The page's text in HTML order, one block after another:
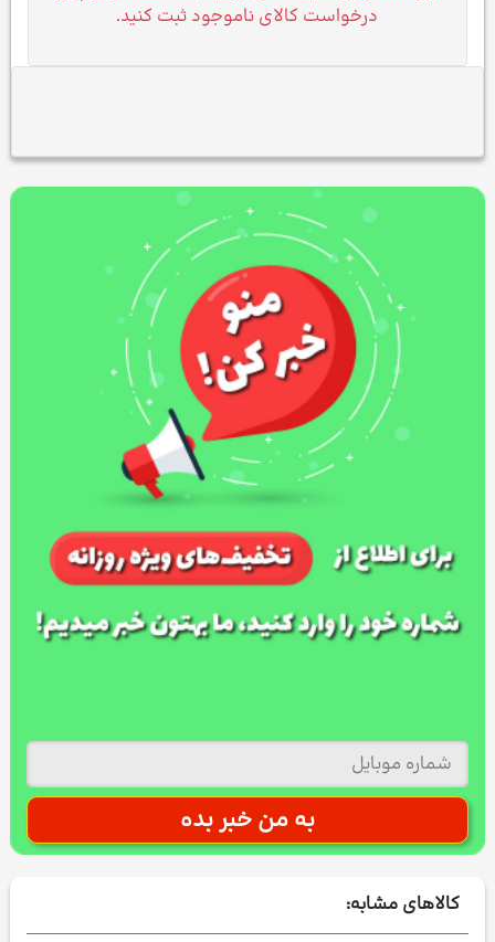
درخواست کالای ناموجود ثبت کنید.
کالاهای مشابه: